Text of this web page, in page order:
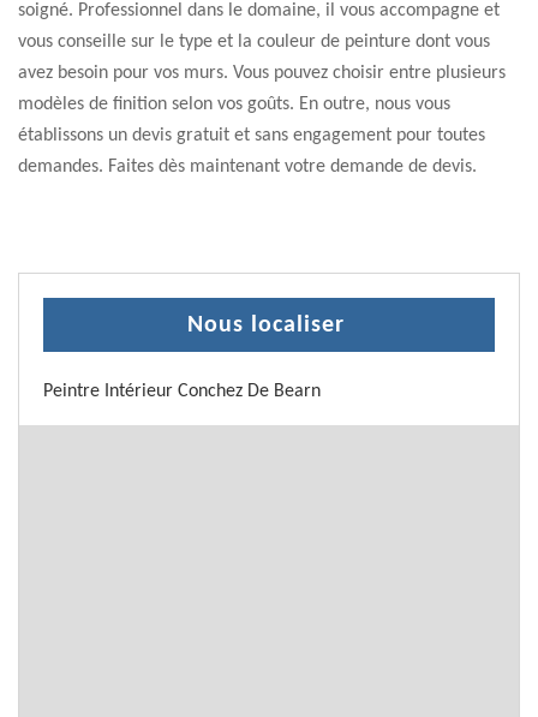
soigné. Professionnel dans le domaine, il vous accompagne et
vous conseille sur le type et la couleur de peinture dont vous
avez besoin pour vos murs. Vous pouvez choisir entre plusieurs
modèles de finition selon vos goûts. En outre, nous vous
établissons un devis gratuit et sans engagement pour toutes
demandes. Faites dès maintenant votre demande de devis.
Nous localiser
Peintre Intérieur Conchez De Bearn